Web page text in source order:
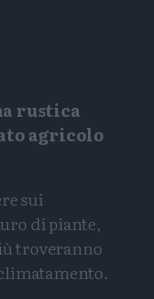
rustica
agricolo
sui
di piante,
troveranno